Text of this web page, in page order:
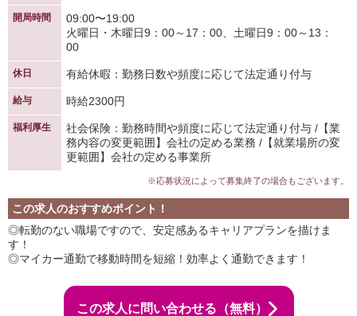
開局時間
09:00〜19:00
火曜日・木曜日9：00～17：00、土曜日9：00～13：
00
休日 有給休暇：勤務日数や頻度に応じて法定通り付与
給与 時給2300円
福利厚生
社会保険：勤務時間や頻度に応じて法定通り付与 /【業
務内容の変更範囲】会社の定める業務 /【就業場所の変
更範囲】会社の定める事業所
※応募状況によって募集終了の場合もございます。
この求人のおすすめポイント！
◎転勤のない職場ですので、安定感あるキャリアプランを描けま
す！
◎マイカー通勤で移動時間を短縮！効率よく通勤できます！
この求人に問い合わせる（無料）